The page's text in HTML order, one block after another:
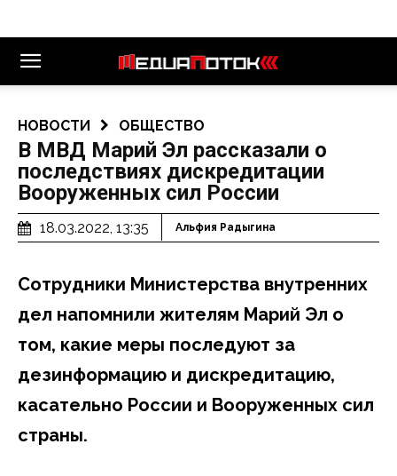
НОВОСТИ ОБЩЕСТВО
В МВД Марий Эл рассказали о
последствиях дискредитации
Вооруженных сил России
18.03.2022, 13:35 Альфия Радыгина
Сотрудники Министерства внутренних
дел напомнили жителям Марий Эл о
том, какие меры последуют за
дезинформацию и дискредитацию,
касательно России и Вооруженных сил
страны.